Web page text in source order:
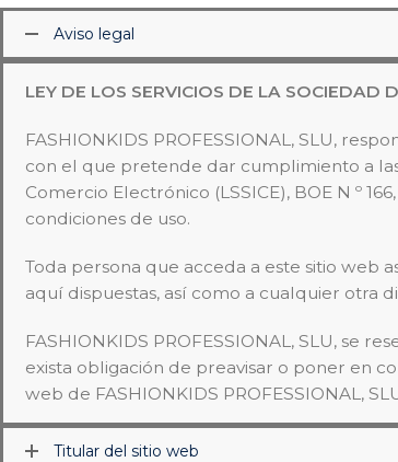
Aviso legal
LEY DE LOS SERVICIOS DE LA SOCIEDAD
FASHIONKIDS PROFESSIONAL, SLU,
con el que pretende dar cumplimiento a
Comercio Electrónico (LSSICE), BOE N º
condiciones de uso.
Toda persona que acceda a este sitio web
aquí dispuestas, así como a cualquier otra
FASHIONKIDS PROFESSIONAL, SLU, se
exista obligación de preavisar o poner en
web de FASHIONKIDS PROFESSIONAL,
Titular del sitio web